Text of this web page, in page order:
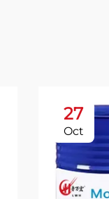
27
Oct